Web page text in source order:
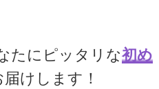
たにピッタリな初め
届けします！